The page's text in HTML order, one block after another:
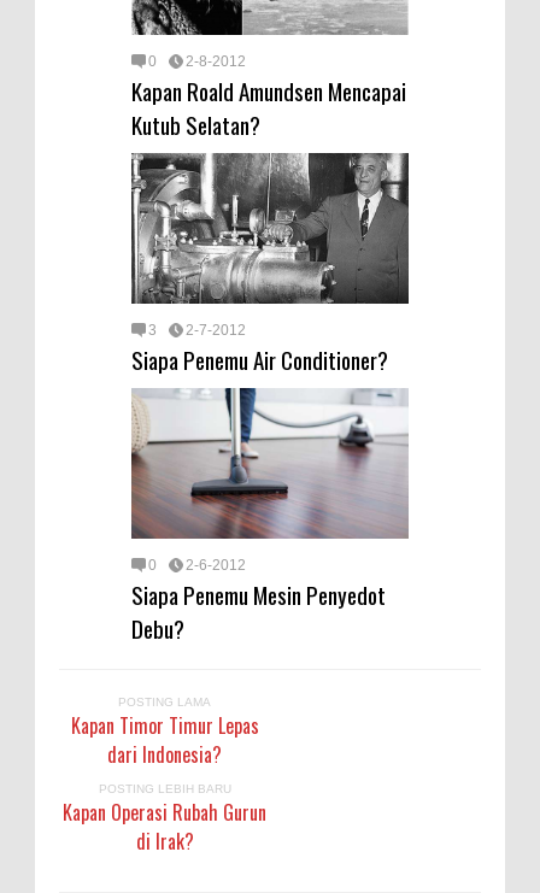
0 2-8-2012
Kapan Roald Amundsen Mencapai
Kutub Selatan?
3 2-7-2012
Siapa Penemu Air Conditioner?
0 2-6-2012
Siapa Penemu Mesin Penyedot
Debu?
POSTING LAMA
Kapan Timor Timur Lepas
dari Indonesia?
POSTING LEBIH BARU
Kapan Operasi Rubah Gurun
di Irak?